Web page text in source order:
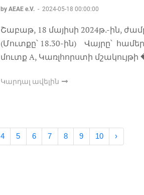
by AEAE e.V. - 2024-05-18 00:00:00
Շաբաթ, 18 մայիսի 2024թ.-ին,
(Մուտքը՝ 18.30-ին) Վայրը՝
մուտք A, Կառլհորստի մշակույթի
Կարդալ ավելին
4 5 6 7 8 9 10 ›